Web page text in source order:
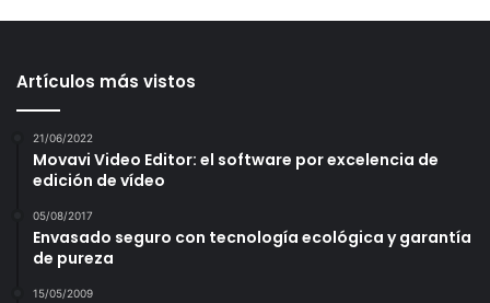
Artículos más vistos
21/06/2022
Movavi Video Editor: el software por excelencia de
edición de vídeo
05/08/2017
Envasado seguro con tecnología ecológica y garantía
de pureza
15/05/2009